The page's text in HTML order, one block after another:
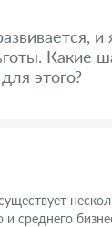
и
Какие
этого?
и среднего